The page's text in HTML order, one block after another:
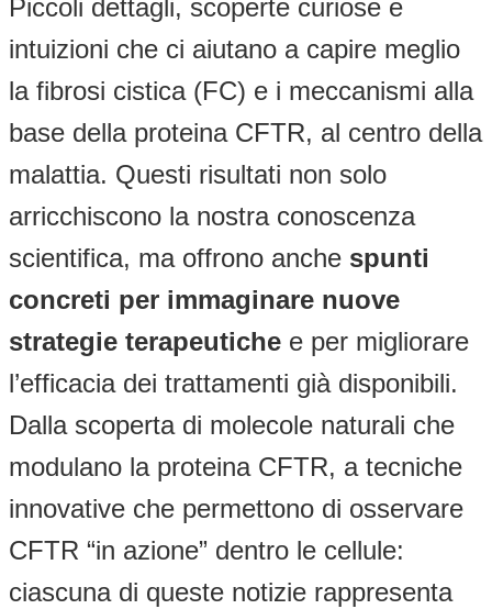
Piccoli dettagli, scoperte curiose e
intuizioni che ci aiutano a capire meglio
la fibrosi cistica (FC) e i meccanismi alla
base della proteina CFTR, al centro della
malattia. Questi risultati non solo
arricchiscono la nostra conoscenza
scientifica, ma offrono anche spunti
concreti per immaginare nuove
strategie terapeutiche e per migliorare
l’efficacia dei trattamenti già disponibili.
Dalla scoperta di molecole naturali che
modulano la proteina CFTR, a tecniche
innovative che permettono di osservare
CFTR “in azione” dentro le cellule:
ciascuna di queste notizie rappresenta